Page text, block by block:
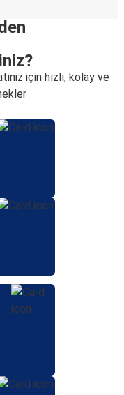
için hızlı, kolay ve